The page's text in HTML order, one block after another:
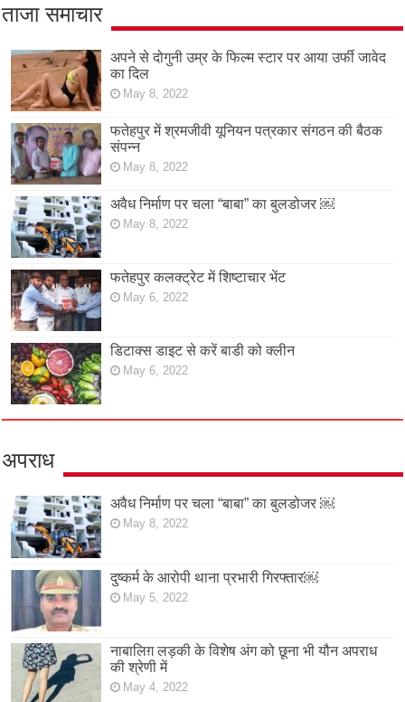
ताजा समाचार
अपने से दोगुनी उम्र के फिल्म स्टार पर आया उर्फी जावेद
का दिल
May 8, 2022
फतेहपुर में श्रमजीवी यूनियन पत्रकार संगठन की बैठक
संपन्न
May 8, 2022
अवैध निर्माण पर चला “बाबा” का बुलडोजर ￼
May 8, 2022
फतेहपुर कलक्ट्रेट में शिष्टाचार भेंट
May 6, 2022
डिटाक्स डाइट से करें बाडी को क्लीन
May 6, 2022
अपराध
अवैध निर्माण पर चला “बाबा” का बुलडोजर ￼
May 8, 2022
दुष्कर्म के आरोपी थाना प्रभारी गिरफ्तार￼
May 5, 2022
नाबालिग़ लड़की के विशेष अंग को छूना भी यौन अपराध
की श्रेणी में
May 4, 2022